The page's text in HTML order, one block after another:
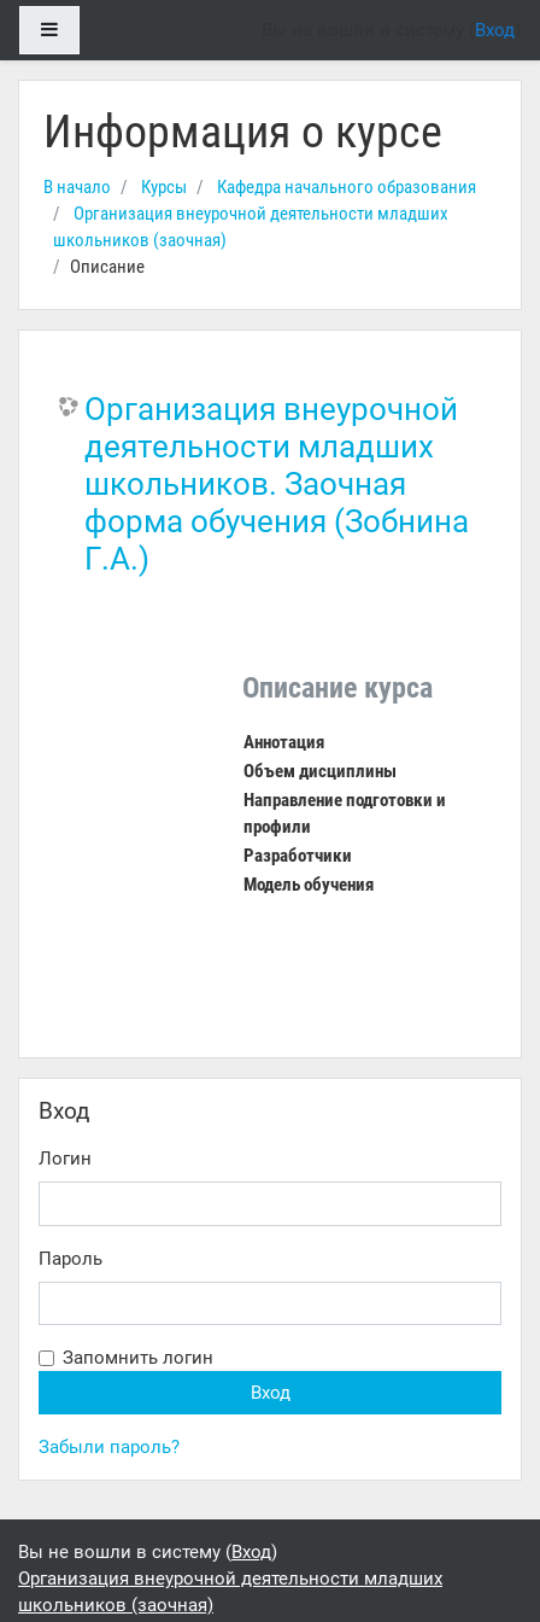
Перейти к основному содержанию
Вход
Информация о курсе
В начало Курсы
Кафедра начального образования
Организация внеурочной деятельности младших
школьников (заочная)
Описание
Организация внеурочной
деятельности младших
школьников. Заочная
форма обучения (Зобнина
Г.А.)
Описание курса
Аннотация
Объем дисциплины
Направление подготовки и
профили
Разработчики
Модель обучения
Вход
Логин
Пароль
Запомнить логин
Забыли пароль?
Вы не вошли в систему (Вход)
Организация внеурочной деятельности младших
школьников (заочная)